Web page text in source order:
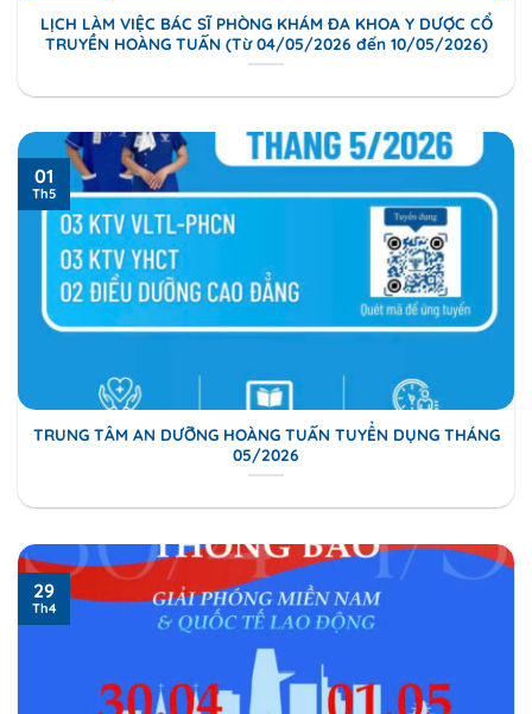
LỊCH LÀM VIỆC BÁC SĨ PHÒNG KHÁM ĐA KHOA Y DƯỢC CỔ
TRUYỀN HOÀNG TUẤN (Từ 04/05/2026 đến 10/05/2026)
TRUNG TÂM AN DƯỠNG HOÀNG TUẤN TUYỂN DỤNG THÁNG
05/2026
01
Th5
29
Th4